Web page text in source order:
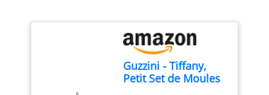
Guzzini - Tiffany,
Petit Set de Moules